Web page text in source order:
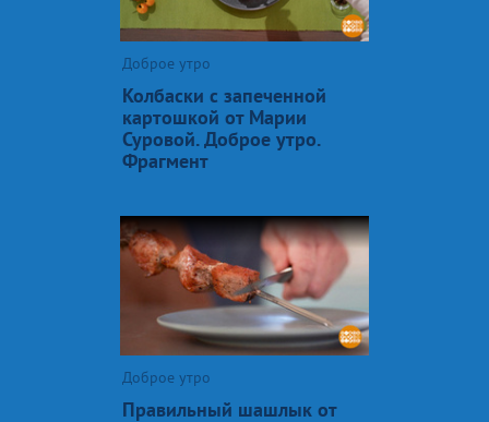
Доброе утро
Колбаски с запеченной
картошкой от Марии
Суровой. Доброе утро.
Фрагмент
Доброе утро
Правильный шашлык от